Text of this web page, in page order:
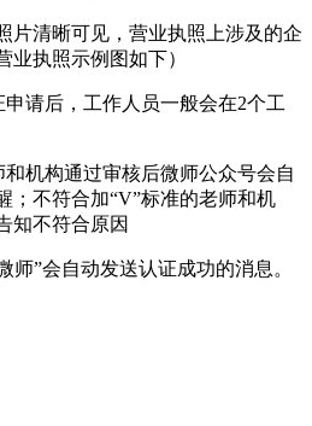
片清晰可见，营业执照上涉及的企
业执照示例图如下）
请后，工作人员一般会在2个工
机构通过审核后微师公众号会自
；不符合加“V”标准的老师和机
知不符合原因
师”会自动发送认证成功的消息。